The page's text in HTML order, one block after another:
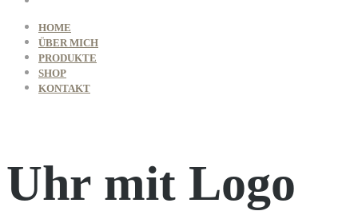
HOME
ÜBER MICH
PRODUKTE
SHOP
KONTAKT
Uhr mit Logo